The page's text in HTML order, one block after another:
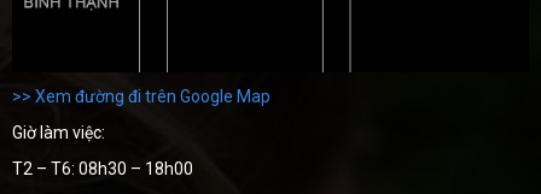
>> Xem đường đi trên Google Map
Giờ làm việc:
T2 – T6: 08h30 – 18h00